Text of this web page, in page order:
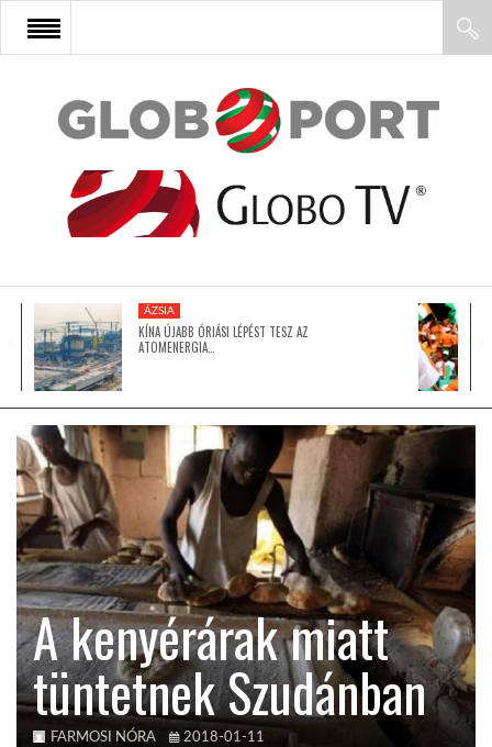
FŐOLDAL
AFRIKA
ÁZSIA
LATIN-AMERIKA
KÖZEL-KELET
AUSZTRÁLIA
A VILÁG ITTHON
ÁZSIA
KÍNA ÚJABB ÓRIÁSI LÉPÉST TESZ AZ
ATOMENERGIA…
A kenyérárak miatt
tüntetnek Szudánban
FARMOSI NÓRA 2018-01-11